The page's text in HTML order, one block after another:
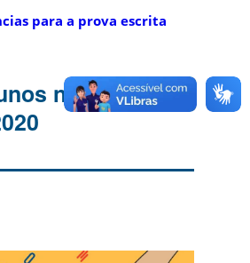
para a prova escrita
novos –